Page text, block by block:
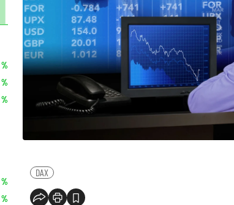
DAX
%
%
%
%
%